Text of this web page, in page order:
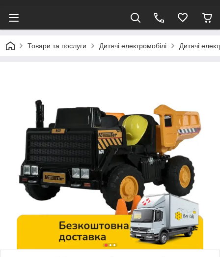
Товари та послуги Дитячі електромобілі Дитячі